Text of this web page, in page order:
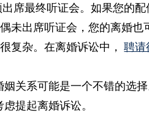
席最终听证会。如果您的
未出席听证会，您的离婚也
复杂。在离婚诉讼中，聘请
关系可能是一个不错的选
提起离婚诉讼。